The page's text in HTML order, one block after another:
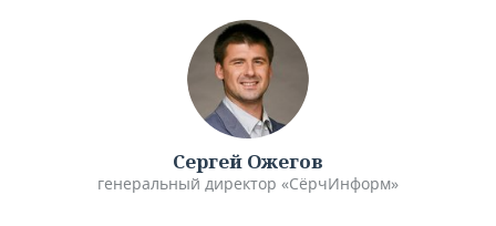
Сергей Ожегов
генеральный директор «СёрчИнформ»